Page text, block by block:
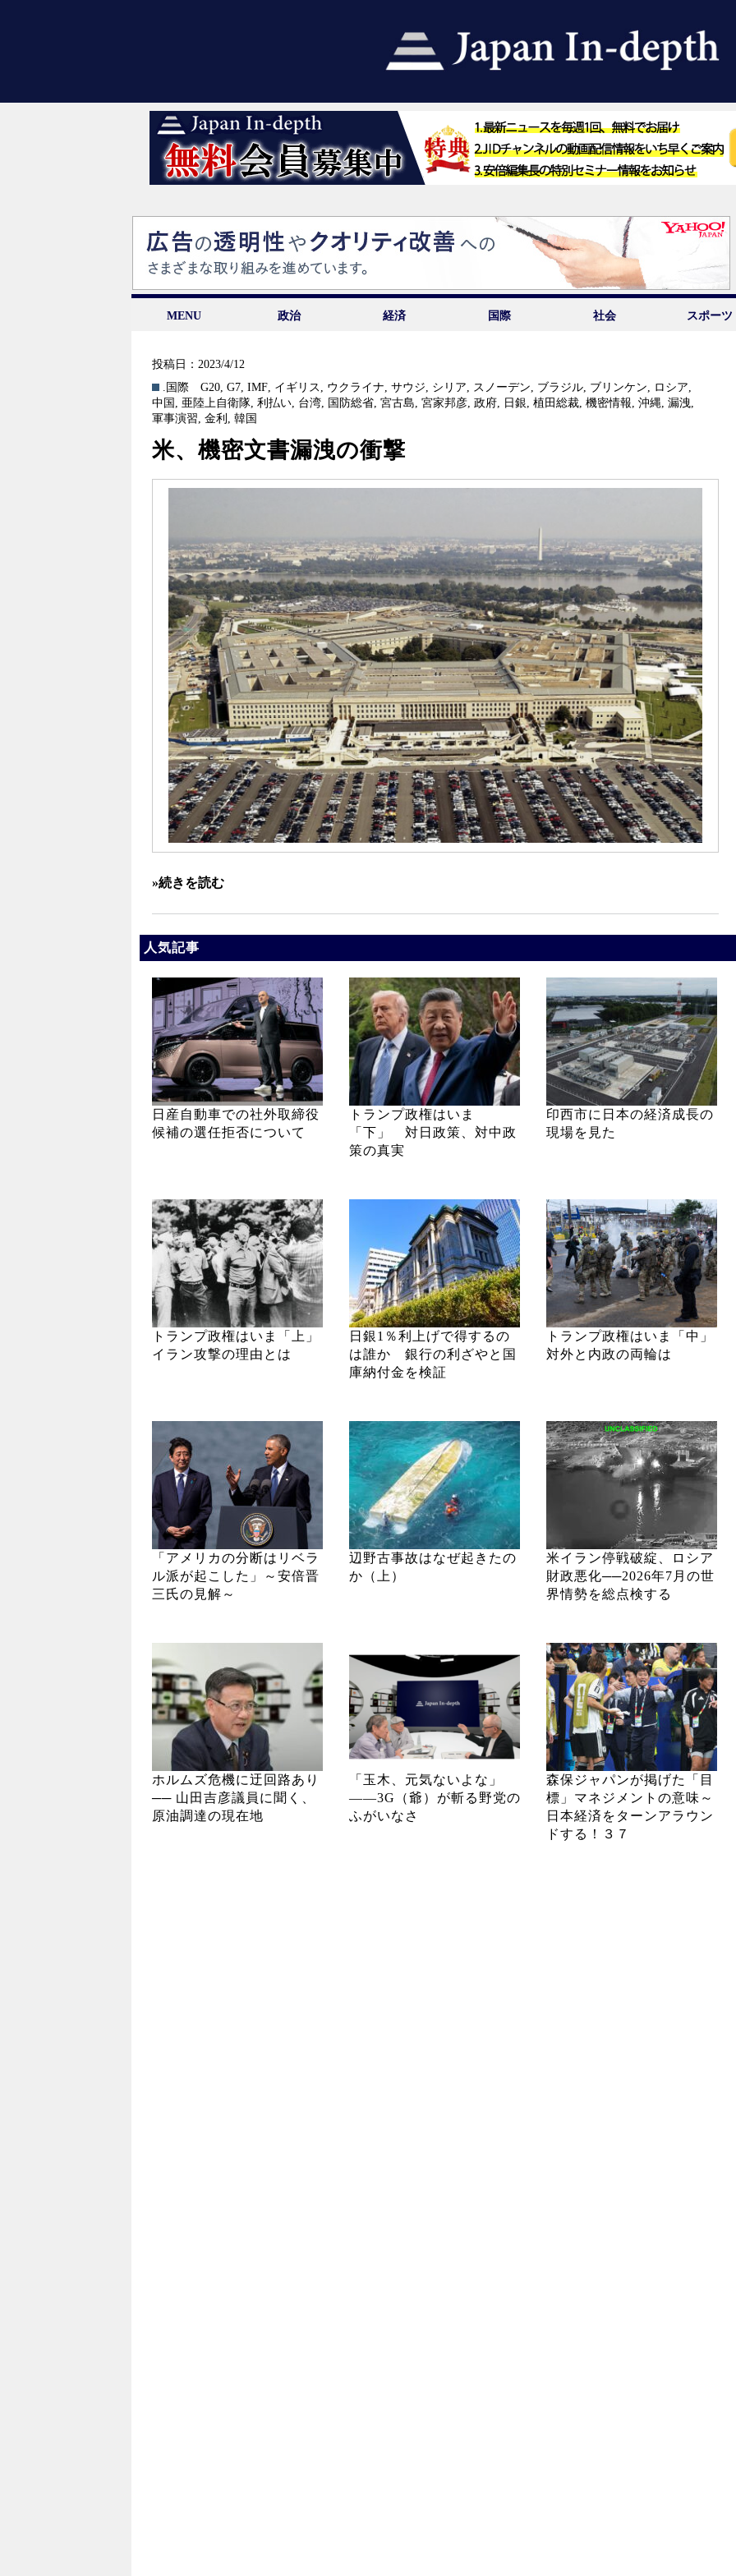
MENU 政治 経済 国際 社会 スポーツ
投稿日：2023/4/12
.国際
G20,G7,IMF, イギリス , ウクライナ,サウジ, シリア, スノーデン, ブラジル, ブリンケン, ロシア,
中国 , 亜陸上自衛隊, 利払い, 台湾, 国防総省, 宮古島, 宮家邦彦, 政府, 日銀, 植田総裁, 機密情報, 沖縄, 漏洩,
軍事演習, 金利 , 韓国
米、機密文書漏洩の衝撃
»続きを読む
人気記事
日産自動車での社外取締役
候補の選任拒否について
トランプ政権はいま
「下」 対日政策、対中政
策の真実
印西市に日本の経済成長の
現場を見た
トランプ政権はいま「上」
イラン攻撃の理由とは
日銀1％利上げで得するの
は誰か 銀行の利ざやと国
庫納付金を検証
トランプ政権はいま「中」
対外と内政の両輪は
「アメリカの分断はリベラ
ル派が起こした」～安倍晋
三氏の見解～
辺野古事故はなぜ起きたの
か（上）
米イラン停戦破綻、ロシア
財政悪化──2026年7月の世
界情勢を総点検する
ホルムズ危機に迂回路あり
── 山田吉彦議員に聞く、
原油調達の現在地
「玉木、元気ないよな」
――3G（爺）が斬る野党の
ふがいなさ
森保ジャパンが掲げた「目
標」マネジメントの意味～
日本経済をターンアラウン
ドする！３７